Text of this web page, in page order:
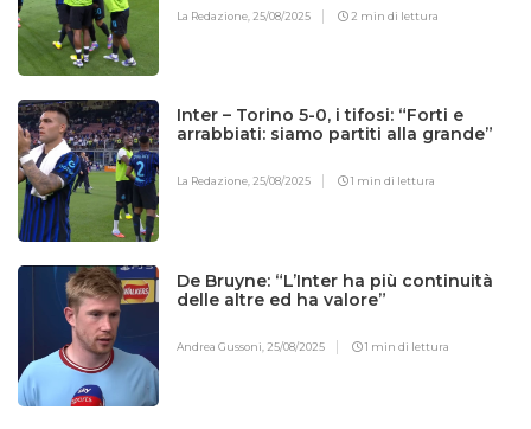
La Redazione, 25/08/2025 2 min di lettura
Inter – Torino 5-0, i tifosi: “Forti e
arrabbiati: siamo partiti alla grande”
La Redazione,25/08/2025 1 min di lettura
De Bruyne: “L’Inter ha più continuità
delle altre ed ha valore”
Andrea Gussoni, 25/08/2025 1 min di lettura